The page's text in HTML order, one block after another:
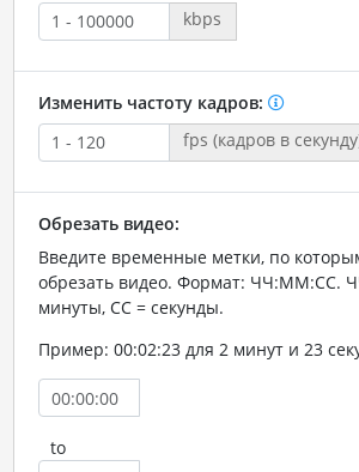
kbps
Изменить частоту кадров:
fps (кадров в
Обрезать видео:
Введите временные метки, по
обрезать видео. Формат: ЧЧ:ММ:СС.
минуты, СС = секунды.
Пример: 00:02:23 для 2 минут и 23
to